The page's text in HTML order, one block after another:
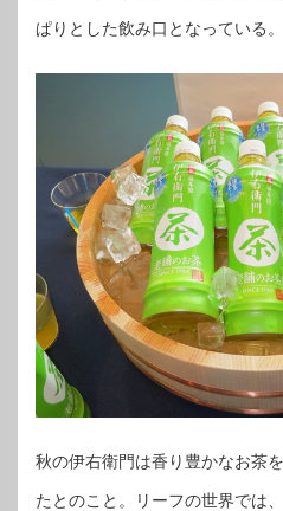
ぱりとした飲み口となっている。
秋の伊右衛門は香り豊かなお茶
たとのこと。リーフの世界では